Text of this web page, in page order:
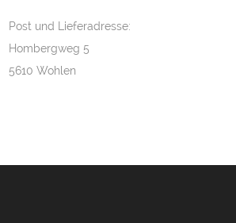
Post und Lieferadresse:
Hombergweg 5
5610 Wohlen